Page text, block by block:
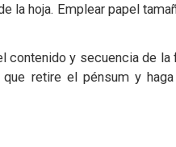
la hoja. Emplear papel
contenido y secuencia de la
retire el pénsum y